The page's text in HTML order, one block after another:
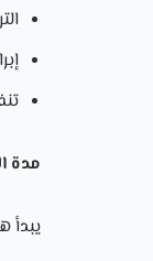
مدة
يبدأ